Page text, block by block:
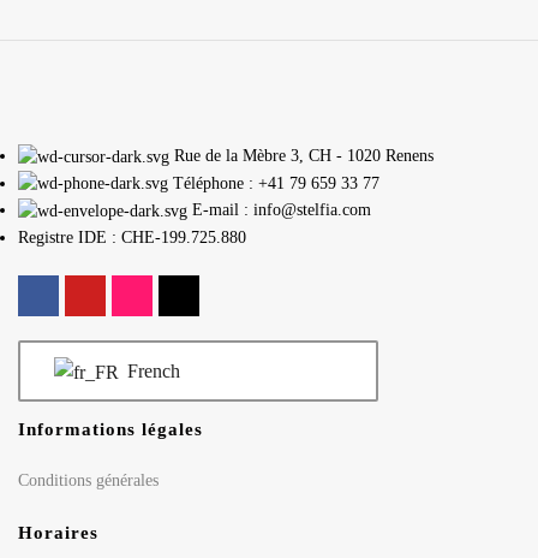
Rue de la Mèbre 3, CH - 1020 Renens
Téléphone : +41 79 659 33 77
E-mail : info@stelfia.com
Registre IDE : CHE-199.725.880
French
Informations légales
Conditions générales
Horaires